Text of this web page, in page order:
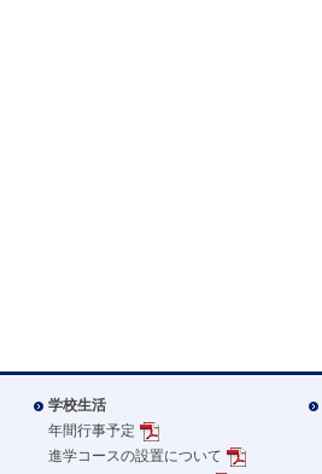
学校生活
年間行事予定
進学コースの設置について